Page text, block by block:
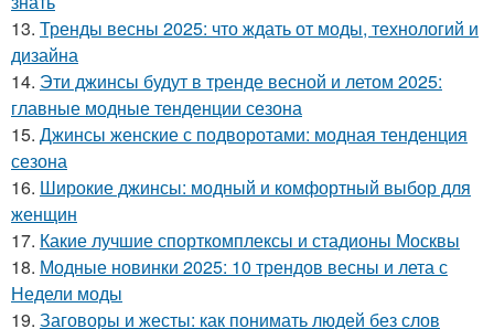
13. Тренды весны 2025: что ждать от моды, технологий и
дизайна
14. Эти джинсы будут в тренде весной и летом 2025:
главные модные тенденции сезона
15. Джинсы женские с подворотами: модная тенденция
сезона
16. Широкие джинсы: модный и комфортный выбор для
женщин
17. Какие лучшие спорткомплексы и стадионы Москвы
18. Модные новинки 2025: 10 трендов весны и лета с
Недели моды
19. Заговоры и жесты: как понимать людей без слов